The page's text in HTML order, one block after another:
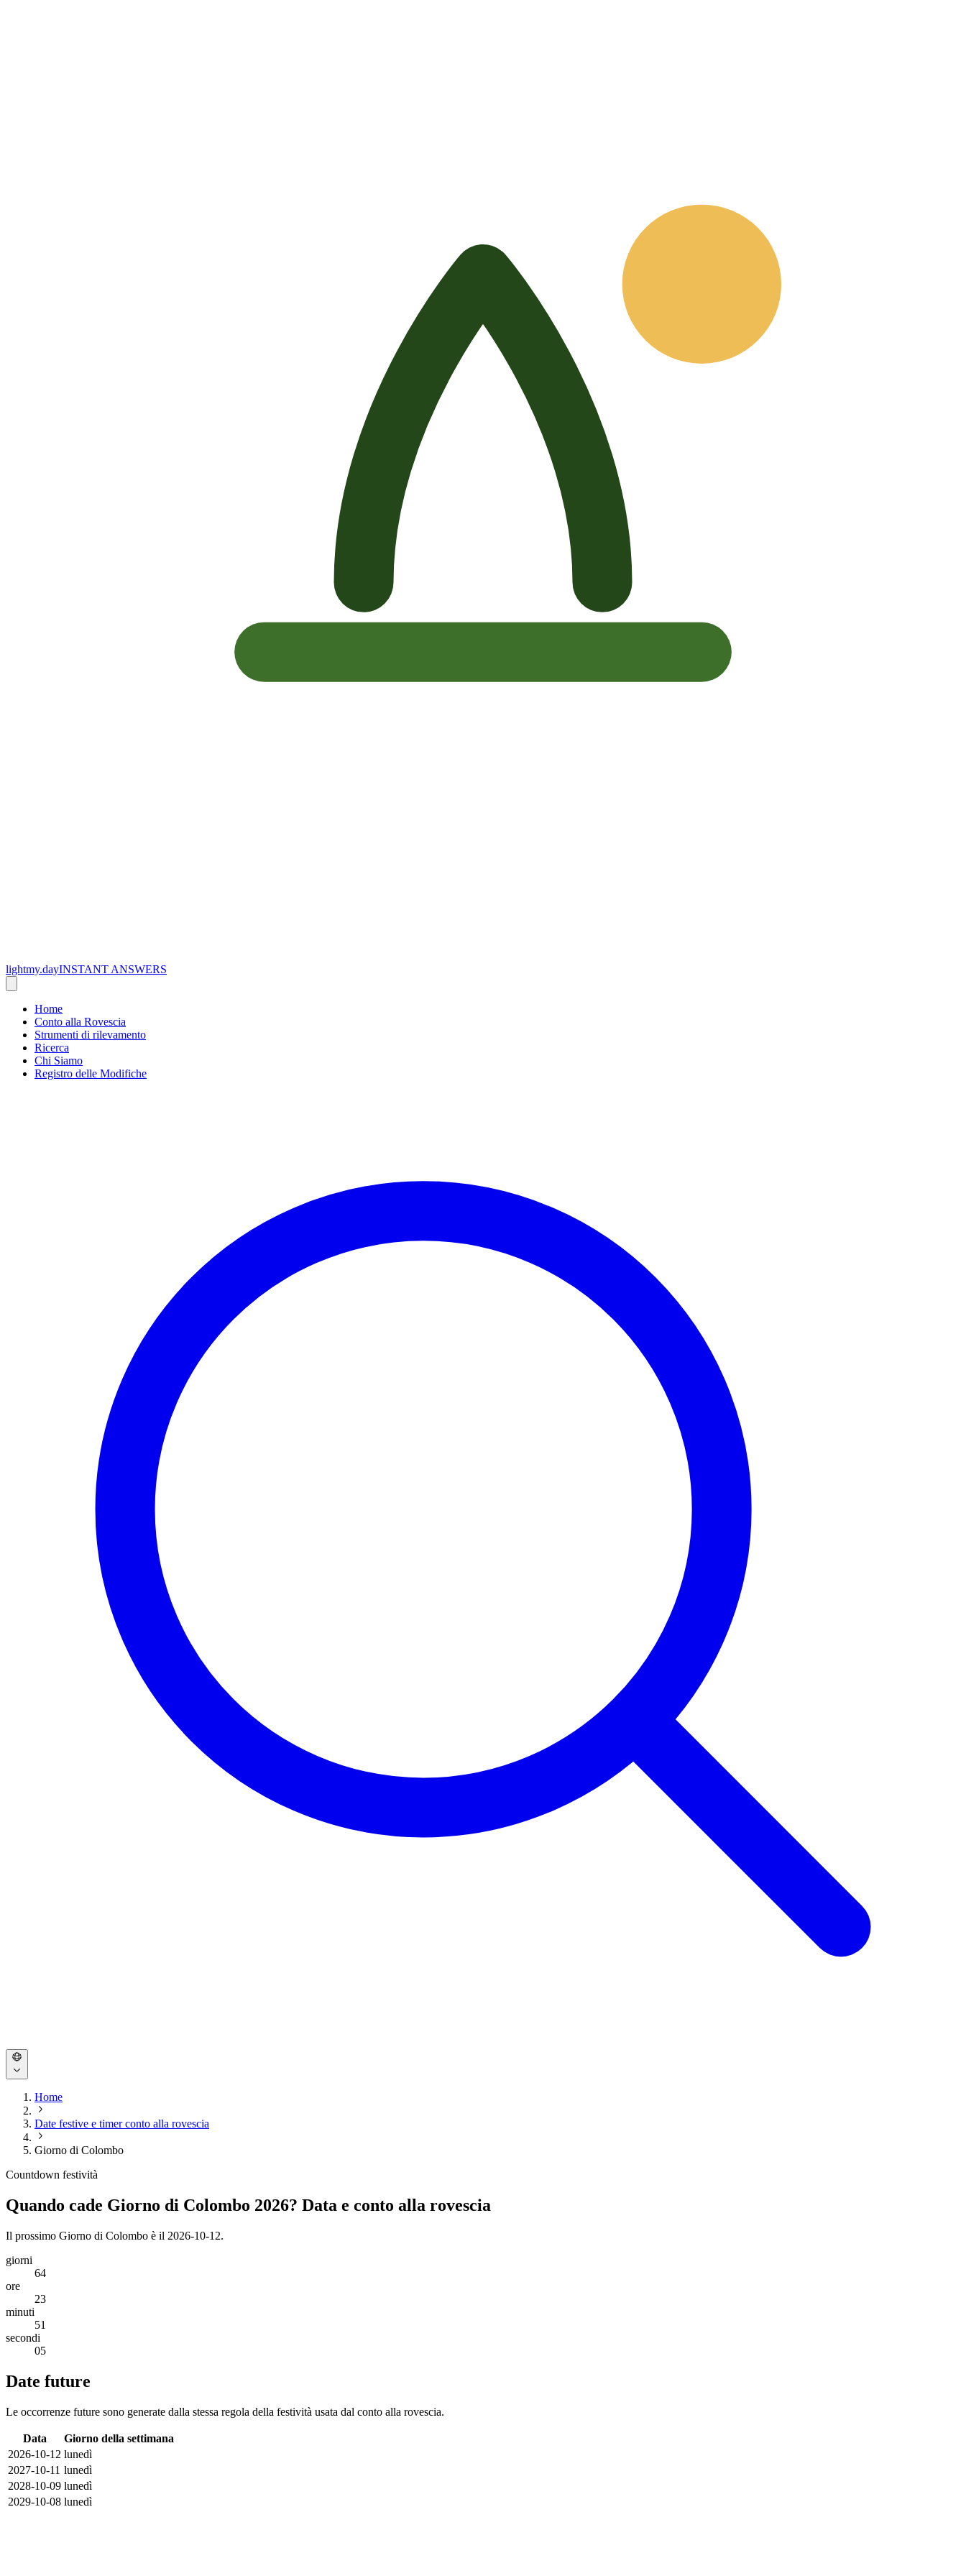
lightmy.dayINSTANT ANSWERS
Home
Conto alla Rovescia
Strumenti di rilevamento
Ricerca
Chi Siamo
Registro delle Modifiche
Home
Date festive e timer conto alla rovescia
Giorno di Colombo
Countdown festività
Quando cade Giorno di Colombo 2026? Data e conto alla rovescia
Il prossimo Giorno di Colombo è il 2026-10-12.
giorni
64
ore
23
minuti
51
secondi
05
Date future
Le occorrenze future sono generate dalla stessa regola della festività usata dal conto alla rovescia.
Data
Giorno della settimana
2026-10-12 lunedì
2027-10-11 lunedì
2028-10-09 lunedì
2029-10-08 lunedì